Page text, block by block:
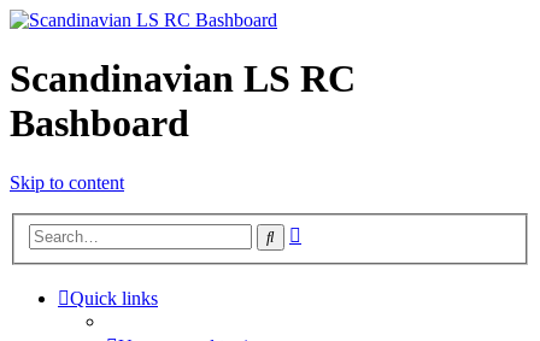
Scandinavian LS RC
Bashboard
Skip to content
Search
Quick links